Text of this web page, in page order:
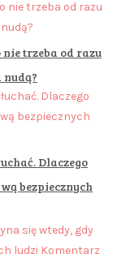
nie trzeba od razu
Dlaczego
bezpiecznych